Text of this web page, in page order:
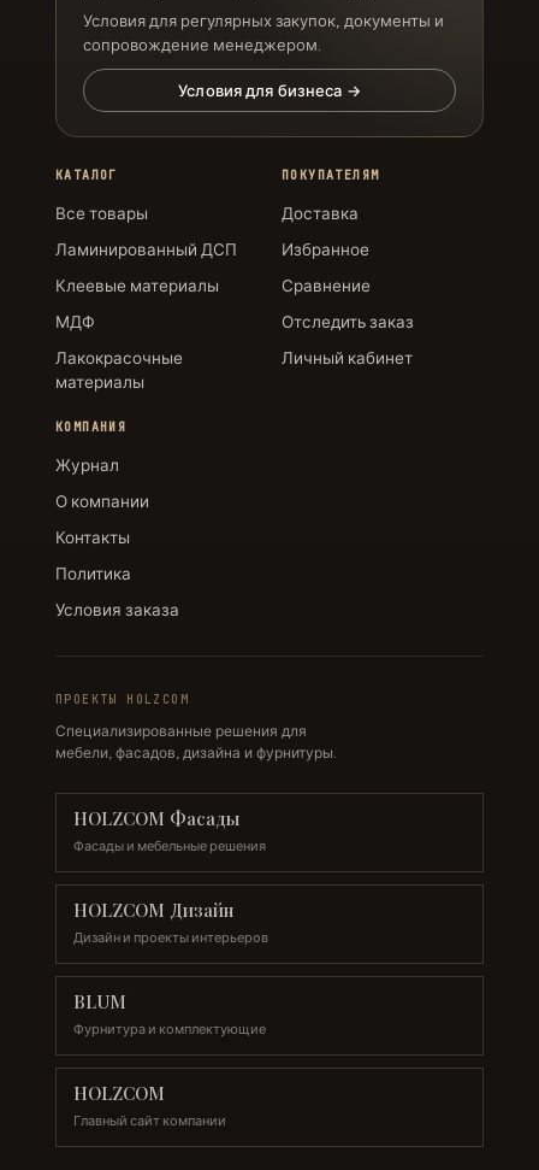
Условия для регулярных закупок, документы и
сопровождение менеджером.
Условия для бизнеса →
КАТАЛОГ
Все товары
Ламинированный ДСП
Клеевые материалы
МДФ
Лакокрасочные
материалы
ПОКУПАТЕЛЯМ
Доставка
Избранное
Сравнение
Отследить заказ
Личный кабинет
КОМПАНИЯ
Журнал
О компании
Контакты
Политика
Условия заказа
ПРОЕКТЫ HOLZCOM
Специализированные решения для
мебели, фасадов, дизайна и фурнитуры.
HOLZCOM Фасады
Фасады и мебельные решения
HOLZCOM Дизайн
Дизайн и проекты интерьеров
BLUM
Фурнитура и комплектующие
HOLZCOM
Главный сайт компании